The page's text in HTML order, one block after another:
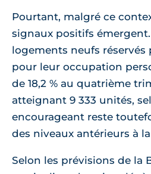
Pourtant, malgré ce
signaux positifs
logements neufs réservés
pour leur occupation
de 18,2 % au quatrième
atteignant 9 333 unités,
encourageant reste
des niveaux antérieurs à
Selon les prévisions de la